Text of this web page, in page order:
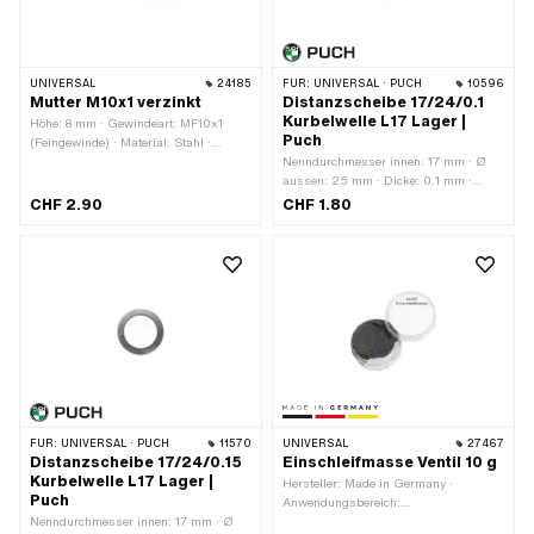
UNIVERSAL 24185
Mutter M10x1 verzinkt
Höhe: 8 mm · Gewindeart: MF10x1
(Feingewinde) · Material: Stahl ·
Mutternart: Sechskantmutter · Antrieb:
CHF 2.90
FÜR: UNIVERSAL · PUCH 10596
Distanzscheibe 17/24/0.1
Kurbelwelle L17 Lager |
Puch
Nenndurchmesser innen: 17 mm · Ø
aussen: 25 mm · Dicke: 0.1 mm ·
Hersteller: Puch · Material: Stahl ·
CHF 1.80
FÜR: UNIVERSAL · PUCH 11570
Distanzscheibe 17/24/0.15
Kurbelwelle L17 Lager |
Puch
Nenndurchmesser innen: 17 mm · Ø
UNIVERSAL 27467
Einschleifmasse Ventil 10 g
Hersteller: Made in Germany ·
Anwendungsbereich: